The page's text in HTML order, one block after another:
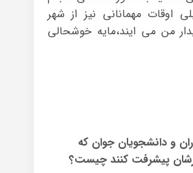
اوقات مهمانانی نیز از شهر
من می ایند،مایه خوشحالی
و دانشجویان جوان که
پیشرفت کنند چیست؟